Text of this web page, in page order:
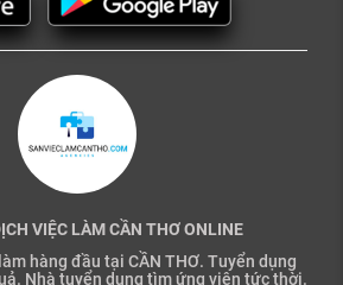
VIỆC LÀM CẦN THƠ ONLINE
hàng đầu tại CẦN THƠ. Tuyển dụng
Nhà tuyển dụng tìm ứng viên tức thời.